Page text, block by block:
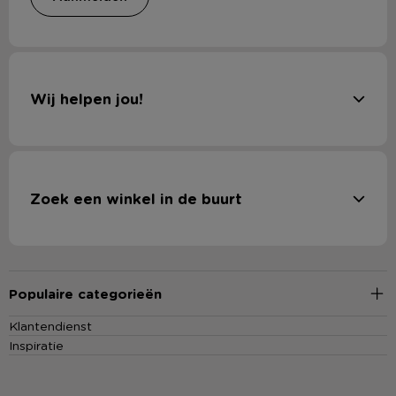
Wij helpen jou!
Zoek een winkel in de buurt
Populaire categorieën
Klantendienst
Inspiratie